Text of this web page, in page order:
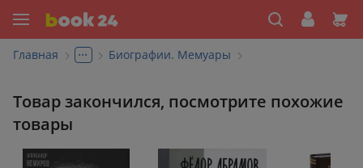
Главная ... Биографии. Мемуары
Товар закончился, посмотрите похожие
товары